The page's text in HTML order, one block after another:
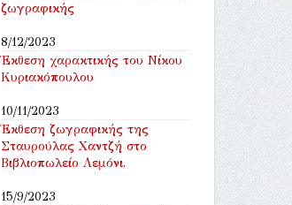
ζωγραφικής
8/12/2023
Έκθεση χαρακτικής του Νίκου
Κυριακόπουλου
10/11/2023
Έκθεση ζωγραφικής της
Σταυρούλας Χαντζή στο
Βιβλιοπωλείο Λεμόνι.
15/9/2023